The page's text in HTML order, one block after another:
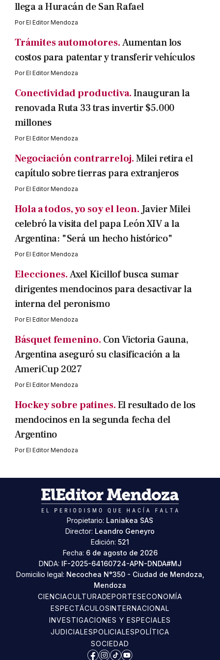
llega a Huracán de San Rafael
PorEl Editor Mendoza
Trámites automotores.Aumentan los
costos para patentar y transferir vehículos
PorEl Editor Mendoza
Conectividad productiva.Inauguran la
renovada Ruta 33 tras invertir $5.000
millones
PorEl Editor Mendoza
Negociación contrarreloj.Milei retira el
capítulo sobre tierras para extranjeros
PorEl Editor Mendoza
Hola a todos, yo soy el leon. Javier Milei
celebró la visita del papa León XIV a la
Argentina: "Será un hecho histórico"
PorEl Editor Mendoza
Elecciones.Axel Kicillof busca sumar
dirigentes mendocinos para desactivar la
interna del peronismo
PorEl Editor Mendoza
Básquet femenino. Con Victoria Gauna,
Argentina aseguró su clasificación a la
AmeriCup 2027
PorEl Editor Mendoza
Hockey sobre patines.El resultado de los
mendocinos en la segunda fecha del
Argentino
PorEl Editor Mendoza
Propietario: Laniakea SAS
Director: Leandro Geneyro
Edición: 521
Fecha: 6 de agosto de 2026
DNDA: IF-2025-64160724-APN-DNDA#MJ
Domicilio legal: Necochea N°350 - Ciudad de Mendoza,
Mendoza
CIENCIACULTURADEPORTESECONOMÍA
ESPECTÁCULOSINTERNACIONAL
INVESTIGACIONES Y ESPECIALES
JUDICIALESPOLICIALESPOLÍTICA
SOCIEDAD